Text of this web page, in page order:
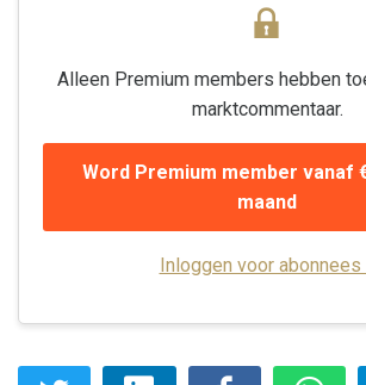
Alleen Premium members hebben
marktcommentaar.
Word Premium member vanaf
maand
Inloggen voor abonnees